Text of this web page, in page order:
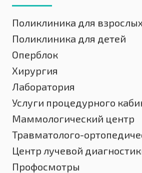
Поликлиника для взрослых
Поликлиника для детей
Оперблок
Хирургия
Лаборатория
Услуги процедурного
Маммологический центр
Травматолого-
Центр лучевой
Профосмотры